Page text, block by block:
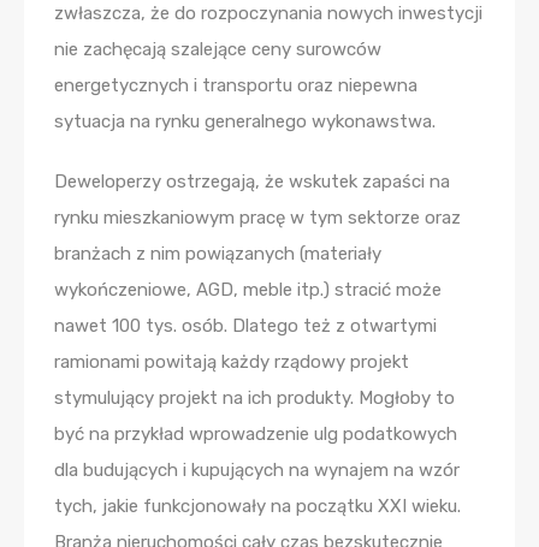
zwłaszcza, że do rozpoczynania nowych inwestycji
nie zachęcają szalejące ceny surowców
energetycznych i transportu oraz niepewna
sytuacja na rynku generalnego wykonawstwa.
Deweloperzy ostrzegają, że wskutek zapaści na
rynku mieszkaniowym pracę w tym sektorze oraz
branżach z nim powiązanych (materiały
wykończeniowe, AGD, meble itp.) stracić może
nawet 100 tys. osób. Dlatego też z otwartymi
ramionami powitają każdy rządowy projekt
stymulujący projekt na ich produkty. Mogłoby to
być na przykład wprowadzenie ulg podatkowych
dla budujących i kupujących na wynajem na wzór
tych, jakie funkcjonowały na początku XXI wieku.
Branża nieruchomości cały czas bezskutecznie